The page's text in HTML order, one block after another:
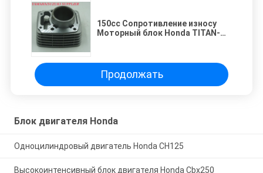
150cc Сопротивление износу
Моторный блок Honda TITAN-
Продолжать
Блок двигателя Honda
Одноцилиндровый двигатель Honda CH125
Высокоинтенсивный блок двигателя Honda Cbx250